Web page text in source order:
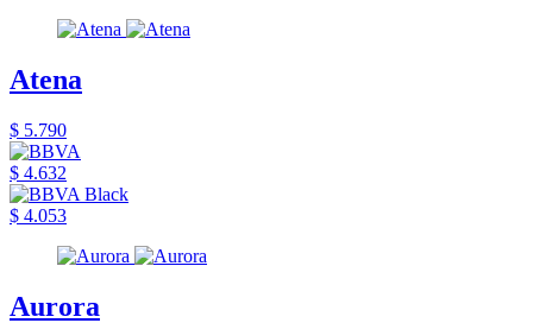
Atena
$ 5.790
$ 4.632
$ 4.053
Aurora